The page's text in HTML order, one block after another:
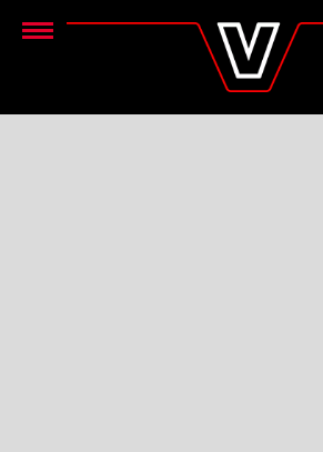
Menu